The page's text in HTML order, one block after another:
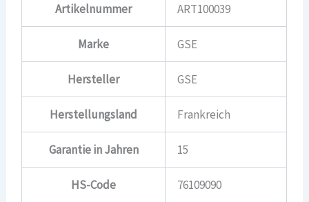
Artikelnummer ART100039
Marke GSE
Hersteller GSE
Herstellungsland Frankreich
Garantie in Jahren 15
HS-Code 76109090